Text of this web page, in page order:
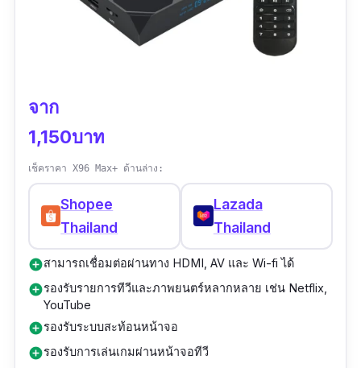
จาก
1,150บาท
เช็คราคา X96 Max+ ด้านล่าง:
Shopee
Thailand
Lazada
Thailand
add_circleสามารถเชื่อมต่อผ่านทาง HDMI, AV และ Wi-fi ได้
add_circleรองรับรายการทีวีและภาพยนตร์หลากหลาย เช่น Netflix,
YouTube
add_circleรองรับระบบสะท้อนหน้าจอ
add_circleรองรับการเล่นเกมผ่านหน้าจอทีวี